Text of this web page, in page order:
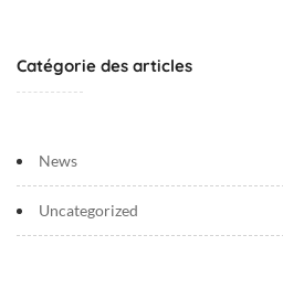
z
e
Catégorie des articles
News
Uncategorized